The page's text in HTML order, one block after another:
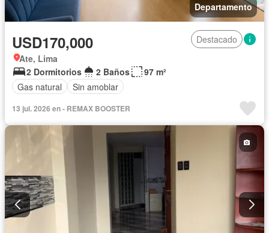
Departamento
USD170,000
Destacado
Ate, Lima
2 Dormitorios
2 Baños
97 m²
Gas natural
Sin amoblar
13 jul. 2026 en - REMAX BOOSTER